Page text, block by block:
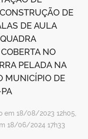
DE
DE AULA
NO
PELADA NA
MUNICÍPIO DE
em 18/08/2023 12h05,
18/06/2024 17h33